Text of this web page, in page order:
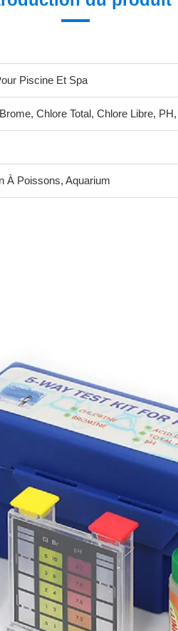
Piscine Et Spa
Chlore Total, Chlore Libre,
À Poissons, Aquarium